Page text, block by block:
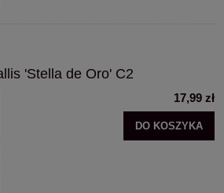
'Stella de Oro' C2
17,99 zł
DO KOSZYKA